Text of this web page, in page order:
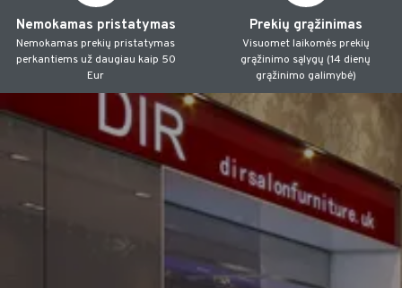
Nemokamas pristatymas
Nemokamas prekių pristatymas
perkantiems už daugiau kaip 50
Eur
Prekių grąžinimas
Visuomet laikomės prekių
grąžinimo sąlygų (14 dienų
grąžinimo galimybė)